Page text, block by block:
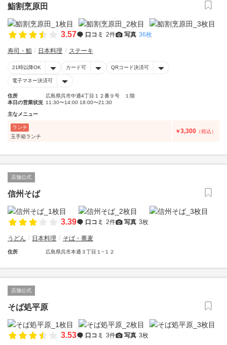
鮨割烹原田
3.57 口コミ 2件 写真 36枚
寿司・鮨 日本料理 ステーキ
21時以降OK カード可 QRコード決済可
電子マネー決済可
住所
広島県呉市中通4丁目１２番９号 １階
本日の営業状況 11:30〜14:00 18:00〜21:30
主なメニュー
ランチ
玉手箱ランチ
￥3,300 （税込）
店舗公式
信州そば
3.39 口コミ 2件 写真 3枚
うどん 日本料理 そば・蕎麦
住所 広島県呉市本通３丁目１−１２
店舗公式
そば処平原
3.53 口コミ 3件 写真 3枚